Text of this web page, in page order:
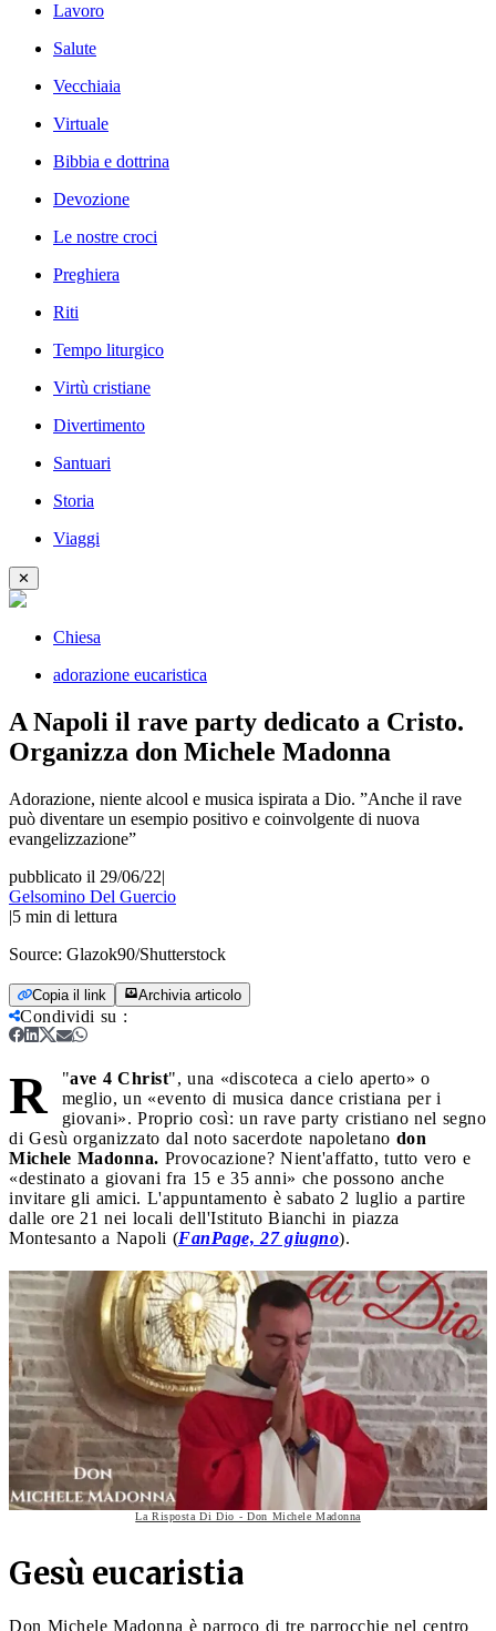
Lavoro
Salute
Vecchiaia
Virtuale
Bibbia e dottrina
Devozione
Le nostre croci
Preghiera
Riti
Tempo liturgico
Virtù cristiane
Divertimento
Santuari
Storia
Viaggi
✕
Chiesa
adorazione eucaristica
A Napoli il rave party dedicato a Cristo.
Organizza don Michele Madonna
Adorazione, niente alcool e musica ispirata a Dio. ”Anche il rave
può diventare un esempio positivo e coinvolgente di nuova
evangelizzazione”
pubblicato il 29/06/22|
Gelsomino Del Guercio
|5 min di lettura
Source: Glazok90/Shutterstock
Copia il link Archivia articolo
Condividi su :
"
R ave 4 Christ", una «discoteca a cielo aperto» o
meglio, un «evento di musica dance cristiana per i
giovani». Proprio così: un rave party cristiano nel segno
di Gesù organizzato dal noto sacerdote napoletano don
Michele Madonna. Provocazione? Nient'affatto, tutto vero e
«destinato a giovani fra 15 e 35 anni» che possono anche
invitare gli amici. L'appuntamento è sabato 2 luglio a partire
dalle ore 21 nei locali dell'Istituto Bianchi in piazza
Montesanto a Napoli (FanPage, 27 giugno).
La Risposta Di Dio - Don Michele Madonna
Gesù eucaristia
Don Michele Madonna è parroco di tre parrocchie nel centro